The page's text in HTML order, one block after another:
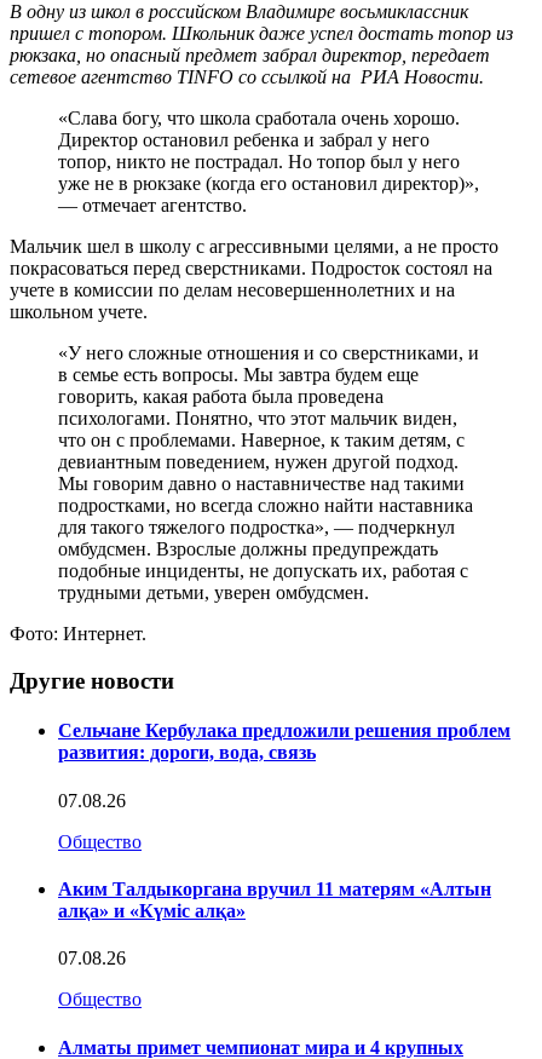
В одну из школ в российском Владимире восьмиклассник
пришел с топором. Школьник даже успел достать топор из
рюкзака, но опасный предмет забрал директор, передает
сетевое агентство TINFO со ссылкой на РИА Новости.
«Слава богу, что школа сработала очень хорошо.
Директор остановил ребенка и забрал у него
топор, никто не пострадал. Но топор был у него
уже не в рюкзаке (когда его остановил директор)»,
— отмечает агентство.
Мальчик шел в школу с агрессивными целями, а не просто
покрасоваться перед сверстниками. Подросток состоял на
учете в комиссии по делам несовершеннолетних и на
школьном учете.
«У него сложные отношения и со сверстниками, и
в семье есть вопросы. Мы завтра будем еще
говорить, какая работа была проведена
психологами. Понятно, что этот мальчик виден,
что он с проблемами. Наверное, к таким детям, с
девиантным поведением, нужен другой подход.
Мы говорим давно о наставничестве над такими
подростками, но всегда сложно найти наставника
для такого тяжелого подростка», — подчеркнул
омбудсмен. Взрослые должны предупреждать
подобные инциденты, не допускать их, работая с
трудными детьми, уверен омбудсмен.
Фото: Интернет.
Другие новости
Сельчане Кербулака предложили решения проблем
развития: дороги, вода, связь
07.08.26
Общество
Аким Талдыкоргана вручил 11 матерям «Алтын
алқа» и «Күміс алқа»
07.08.26
Общество
Алматы примет чемпионат мира и 4 крупных